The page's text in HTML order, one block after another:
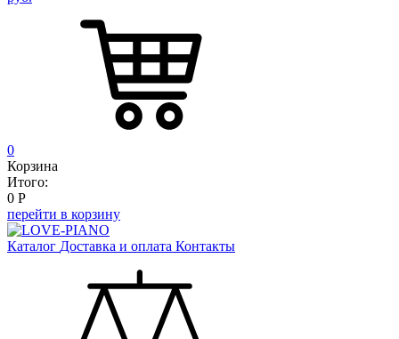
0
Корзина
Итого:
0 Р
перейти в корзину
Каталог Доставка и оплата Контакты